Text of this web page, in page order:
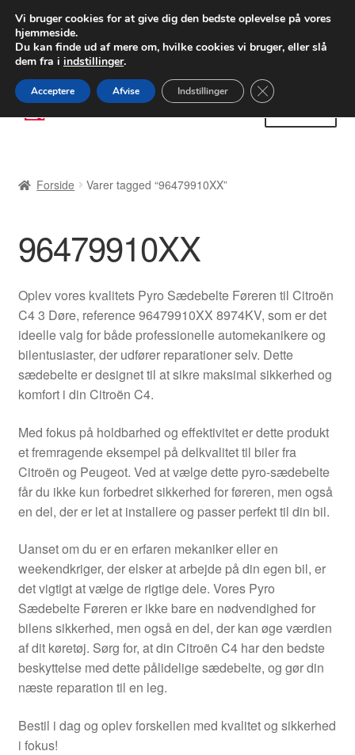
LEVERING fra 55 kr.
FEDEX verdensomspændende forsendelse
80 82 72 02
Spring
til
Spring
til
Betalinger
Kasse
Klageprocedure
Kontakte
Levering
Min Konto
Privatlivspolitik
Vilkår og betingelser
Forside Varer tagged “96479910XX”
96479910XX
Oplev vores kvalitets Pyro Sædebelte Føreren til Citroën
C4 3 Døre, reference 96479910XX 8974KV, som er det
ideelle valg for både professionelle automekanikere og
bilentusiaster, der udfører reparationer selv. Dette
sædebelte er designet til at sikre maksimal sikkerhed og
komfort i din Citroën C4.
Med fokus på holdbarhed og effektivitet er dette produkt
et fremragende eksempel på delkvalitet til biler fra
Citroën og Peugeot. Ved at vælge dette pyro-sædebelte
får du ikke kun forbedret sikkerhed for føreren, men også
en del, der er let at installere og passer perfekt til din bil.
Uanset om du er en erfaren mekaniker eller en
weekendkriger, der elsker at arbejde på din egen bil, er
det vigtigt at vælge de rigtige dele. Vores Pyro
Sædebelte Føreren er ikke bare en nødvendighed for
bilens sikkerhed, men også en del, der kan øge værdien
af dit køretøj. Sørg for, at din Citroën C4 har den bedste
beskyttelse med dette pålidelige sædebelte, og gør din
næste reparation til en leg.
Bestil i dag og oplev forskellen med kvalitet og sikkerhed
i fokus!
Vi bruger cookies for at give dig den bedste oplevelse på vores
hjemmeside.
Du kan finde ud af mere om, hvilke cookies vi bruger, eller slå
dem fra i indstillinger.
Acceptere Afvise Indstillinger Close GDPR